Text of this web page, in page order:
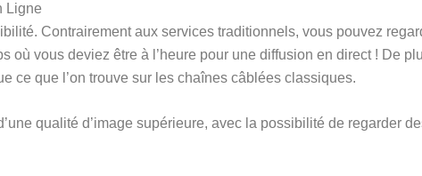
Ligne
Contrairement aux services traditionnels, vous pouvez
où vous deviez être à l’heure pour une diffusion en direct ! De
ce que l’on trouve sur les chaînes câblées classiques.
qualité d’image supérieure, avec la possibilité de regarder